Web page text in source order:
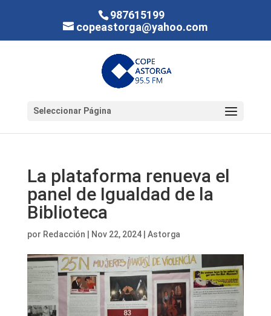
987615199
copeastorga@yahoo.com
Seleccionar Página
La plataforma renueva el
panel de Igualdad de la
Biblioteca
por Redacción Nov 22, 2024| Astorga